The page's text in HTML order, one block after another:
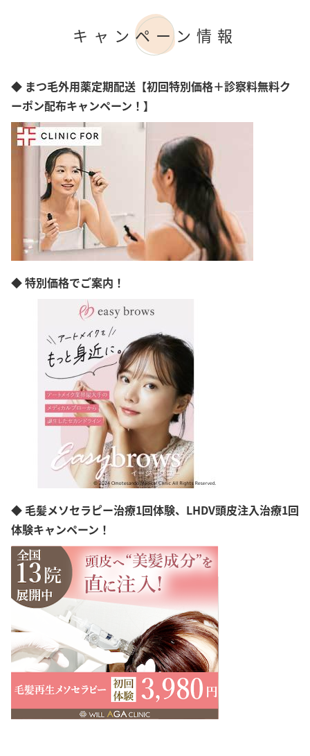
大阪府
広島県
山口県
愛媛県
高知県
福岡県
女性スタッフのみ
リラクゼーション（ヘッドスパ）
キャンペーン情報
◆ まつ毛外用薬定期配送【初回特別価格＋診察料無料ク
ーポン配布キャンペーン！】
◆ 特別価格でご案内！
◆ 毛髪メソセラピー治療1回体験、LHDV頭皮注入治療1回
体験キャンペーン！